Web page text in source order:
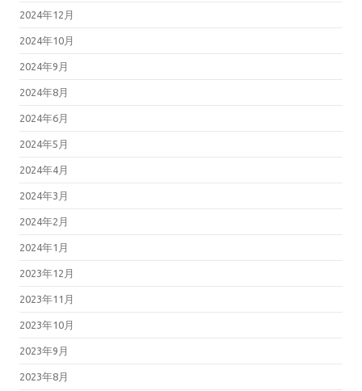
2024年12月
2024年10月
2024年9月
2024年8月
2024年6月
2024年5月
2024年4月
2024年3月
2024年2月
2024年1月
2023年12月
2023年11月
2023年10月
2023年9月
2023年8月